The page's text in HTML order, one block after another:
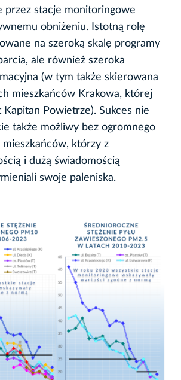
przez stacje monitoringowe
obniżeniu. Istotną rolę
na szeroką skalę programy
ale również szeroka
(w tym także skierowana
mieszkańców Krakowa, której
Powietrze). Sukces nie
także możliwy bez ogromnego
mieszkańców, którzy z
i dużą świadomością
swoje paleniska.